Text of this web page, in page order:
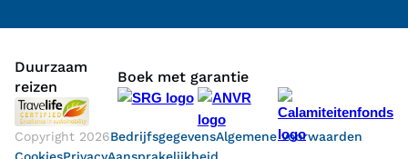
Copyright 2026BedrijfsgegevensAlgemene voorwaarden
Duurzaam
reizen
Boek met garantie